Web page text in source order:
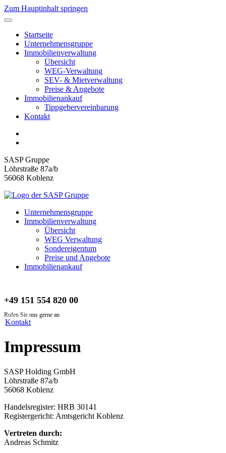
Zum Hauptinhalt springen
Startseite
Unternehmensgruppe
Immobilienverwaltung
Übersicht
WEG-Verwaltung
SEV- & Mietverwaltung
Preise & Angebote
Immobilienankauf
Tippgebervereinbarung
Kontakt
SASP Gruppe
Löhrstraße 87a/b
56068 Koblenz
Unternehmensgruppe
Immobilienverwaltung
Übersicht
WEG Verwaltung
Sondereigentum
Preise und Angebote
Immobilienankauf
+49 151 554 820 00
Rufen Sie uns gerne an
Kontakt
Impressum
SASP Holding GmbH
Löhrstraße 87a/b
56068 Koblenz
Handelsregister: HRB 30141
Registergericht: Amtsgericht Koblenz
Vertreten durch:
Andreas Schmitz